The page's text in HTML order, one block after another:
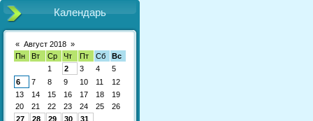
Календарь
« Август 2018 »
Пн
Вт Ср Чт Пт Сб
Вс
1
2 3 4
5
6
7 8 9 10 11
12
13
14 15 16 17 18
19
20
21 22 23 24 25
26
27
28 29 30 31